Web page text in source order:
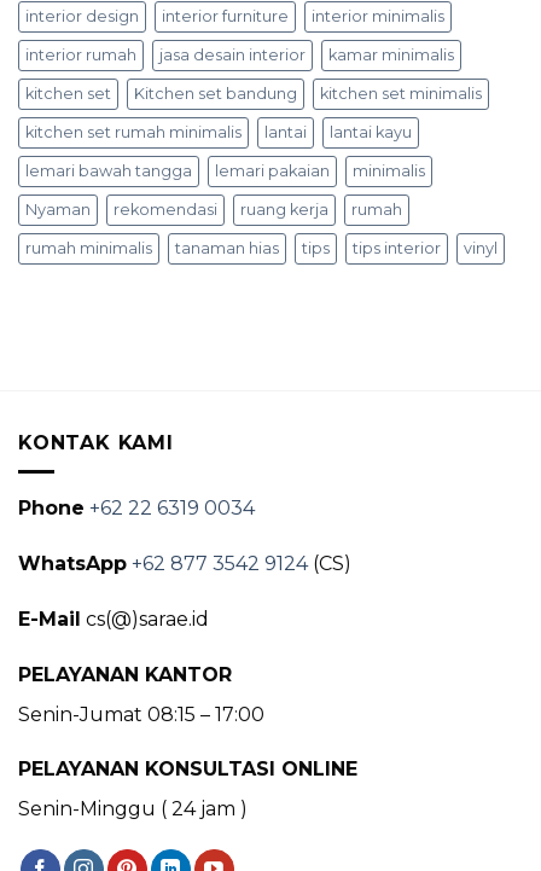
interior design interior furniture interior minimalis
interior rumah jasa desain interior kamar minimalis
kitchen set Kitchen set bandung kitchen set minimalis
kitchen set rumah minimalis lantai lantai kayu
lemari bawah tangga lemari pakaian minimalis
Nyaman rekomendasi ruang kerja rumah
rumah minimalis tanaman hias tips tips interior vinyl
KONTAK KAMI
Phone +62 22 6319 0034
WhatsApp +62 877 3542 9124(CS)
E-Mail cs(@)sarae.id
PELAYANAN KANTOR
Senin-Jumat 08:15 – 17:00
PELAYANAN KONSULTASI ONLINE
Senin-Minggu ( 24 jam )